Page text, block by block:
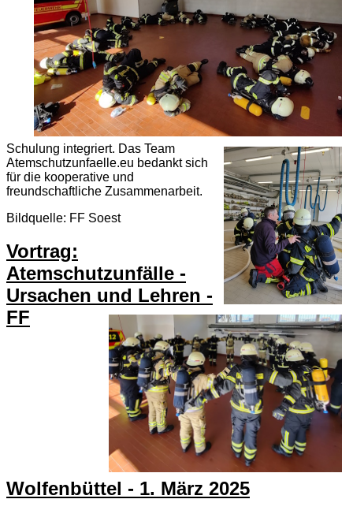
Schulung integriert. Das Team
Atemschutzunfaelle.eu bedankt sich
für die kooperative und
freundschaftliche Zusammenarbeit.
Bildquelle: FF Soest
Vortrag:
Atemschutzunfälle -
Ursachen und Lehren -
FF
Wolfenbüttel - 1. März 2025